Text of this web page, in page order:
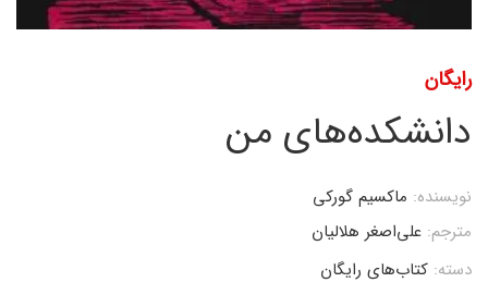
رایگان
دانشکده‌های من
نویسنده: ماکسیم گورکی
مترجم: علی‌اصغر هلالیان
دسته: کتاب‌های رایگان